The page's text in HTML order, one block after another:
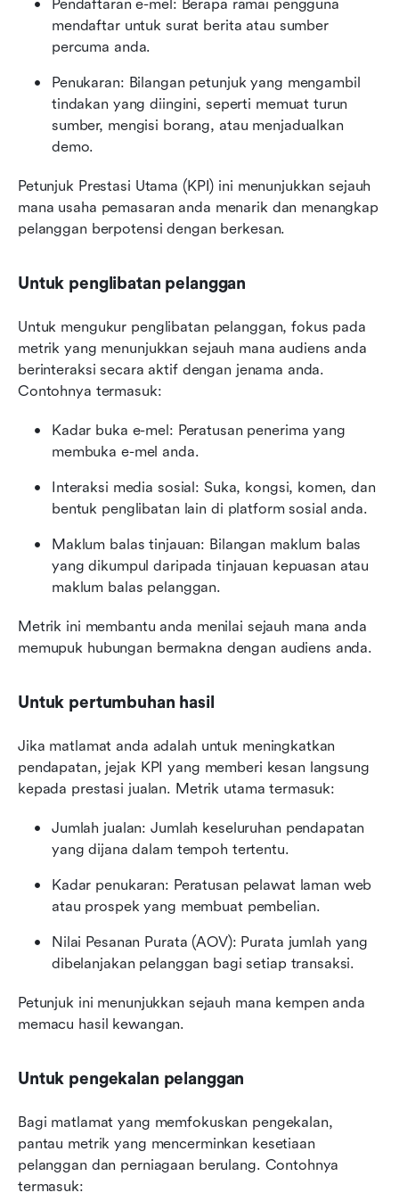
Pendaftaran e-mel: Berapa ramai pengguna
mendaftar untuk surat berita atau sumber
percuma anda.
Penukaran: Bilangan petunjuk yang mengambil
tindakan yang diingini, seperti memuat turun
sumber, mengisi borang, atau menjadualkan
demo.
Petunjuk Prestasi Utama (KPI) ini menunjukkan sejauh
mana usaha pemasaran anda menarik dan menangkap
pelanggan berpotensi dengan berkesan.
Untuk penglibatan pelanggan
Untuk mengukur penglibatan pelanggan, fokus pada
metrik yang menunjukkan sejauh mana audiens anda
berinteraksi secara aktif dengan jenama anda.
Contohnya termasuk:
Kadar buka e-mel: Peratusan penerima yang
membuka e-mel anda.
Interaksi media sosial: Suka, kongsi, komen, dan
bentuk penglibatan lain di platform sosial anda.
Maklum balas tinjauan: Bilangan maklum balas
yang dikumpul daripada tinjauan kepuasan atau
maklum balas pelanggan.
Metrik ini membantu anda menilai sejauh mana anda
memupuk hubungan bermakna dengan audiens anda.
Untuk pertumbuhan hasil
Jika matlamat anda adalah untuk meningkatkan
pendapatan, jejak KPI yang memberi kesan langsung
kepada prestasi jualan. Metrik utama termasuk:
Jumlah jualan: Jumlah keseluruhan pendapatan
yang dijana dalam tempoh tertentu.
Kadar penukaran: Peratusan pelawat laman web
atau prospek yang membuat pembelian.
Nilai Pesanan Purata (AOV): Purata jumlah yang
dibelanjakan pelanggan bagi setiap transaksi.
Petunjuk ini menunjukkan sejauh mana kempen anda
memacu hasil kewangan.
Untuk pengekalan pelanggan
Bagi matlamat yang memfokuskan pengekalan,
pantau metrik yang mencerminkan kesetiaan
pelanggan dan perniagaan berulang. Contohnya
termasuk: